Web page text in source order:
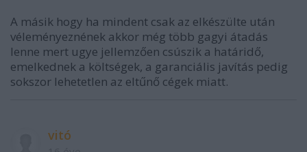
A másik hogy ha mindent csak az elkészülte után
véleményeznének akkor még több gagyi átadás
lenne mert ugye jellemzően csúszik a határidő,
emelkednek a költségek, a garanciális javítás pedig
sokszor lehetetlen az eltűnő cégek miatt.
vitó